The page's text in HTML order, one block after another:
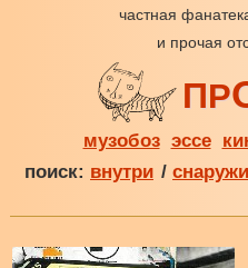
частная
и прочая
ПР
музобоз эссе
поиск: внутри / снаружи